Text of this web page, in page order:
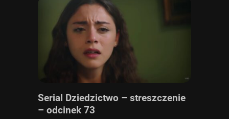
Serial Dziedzictwo – streszczenie
– odcinek 73